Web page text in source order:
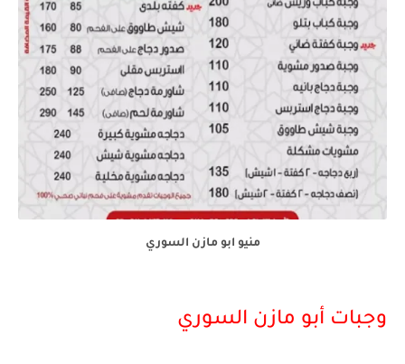
منيو ابو مازن السوري
وجبات أبو مازن السوري